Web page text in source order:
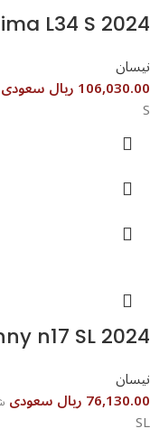
L34 S 2024
نيسان
106,030.00 ريال سعودى
S
نيسان
76,130.00 ريال سعودى
SL